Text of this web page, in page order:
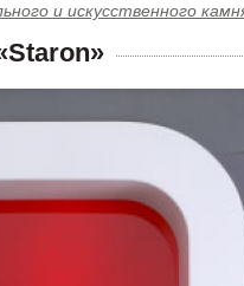
и искусственного